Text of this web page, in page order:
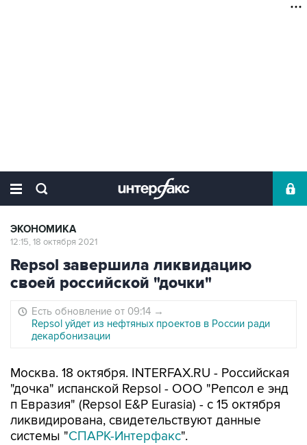
ЭКОНОМИКА
12:15, 18 октября 2021
Repsol завершила ликвидацию
своей российской "дочки"
Есть обновление от 09:14 →
Repsol уйдет из нефтяных проектов в России ради
декарбонизации
Москва. 18 октября. INTERFAX.RU - Российская
"дочка" испанской Repsol - ООО "Репсол е энд
п Евразия" (Repsol E&P Eurasia) - с 15 октября
ликвидирована, свидетельствуют данные
системы "СПАРК-Интерфакс".